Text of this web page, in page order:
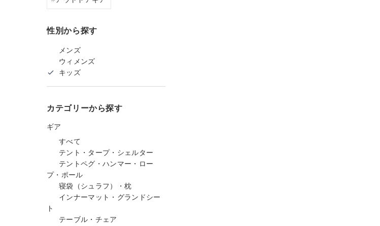
性別から探す
メンズ
ウィメンズ
キッズ
カテゴリーから探す
ギア
すべて
テント・タープ・シェルター
テントペグ・ハンマー・ロー
プ・ポール
寝袋（シュラフ）・枕
インナーマット・グランドシー
ト
テーブル・チェア